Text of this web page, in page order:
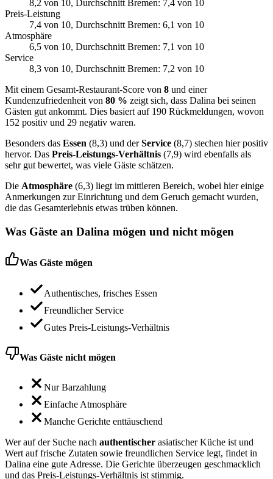
8,2 von 10, Durchschnitt Bremen: 7,4 von 10
Preis-Leistung
7,4 von 10, Durchschnitt Bremen: 6,1 von 10
Atmosphäre
6,5 von 10, Durchschnitt Bremen: 7,1 von 10
Service
8,3 von 10, Durchschnitt Bremen: 7,2 von 10
Mit einem Gesamt-Restaurant-Score von 8 und einer
Kundenzufriedenheit von 80 % zeigt sich, dass Dalina bei seinen
Gästen gut ankommt. Dies basiert auf 190 Rückmeldungen, wovon
152 positiv und 29 negativ waren.
Besonders das Essen (8,3) und derService (8,7) stechen hier positiv
hervor. Das Preis-Leistungs-Verhältnis (7,9) wird ebenfalls als
sehr gut bewertet, was viele Gäste schätzen.
Die Atmosphäre (6,3) liegt im mittleren Bereich, wobei hier einige
Anmerkungen zur Einrichtung und dem Geruch gemacht wurden,
die das Gesamterlebnis etwas trüben können.
Was Gäste an Dalina mögen und nicht mögen
Was Gäste mögen
Authentisches, frisches Essen
Freundlicher Service
Gutes Preis-Leistungs-Verhältnis
Was Gäste nicht mögen
Nur Barzahlung
Einfache Atmosphäre
Manche Gerichte enttäuschend
Wer auf der Suche nach authentischer asiatischer Küche ist und
Wert auf frische Zutaten sowie freundlichen Service legt, findet in
Dalina eine gute Adresse. Die Gerichte überzeugen geschmacklich
und das Preis-Leistungs-Verhältnis ist stimmig.